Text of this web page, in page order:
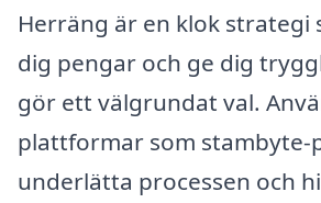
Herräng är en klok strategi
dig pengar och ge dig
gör ett välgrundat val.
plattformar som stambyte-
underlätta processen och